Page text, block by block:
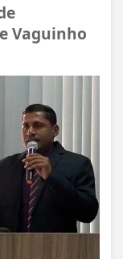
Vaguinho